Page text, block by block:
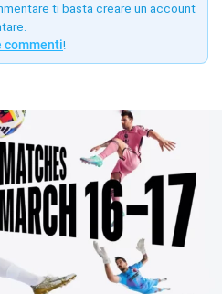
ti basta creare un account
commenti!